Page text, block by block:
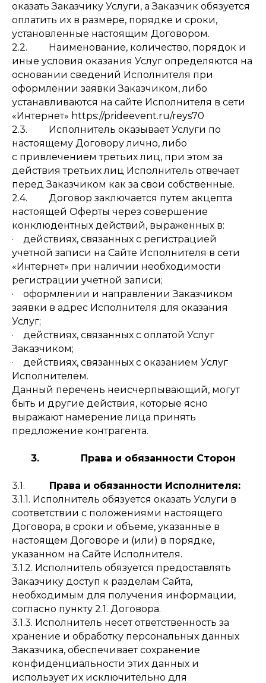
оказать Заказчику Услуги, а Заказчик обязуется
оплатить их в размере, порядке и сроки,
установленные настоящим Договором.
2.2. Наименование, количество, порядок и
иные условия оказания Услуг определяются на
основании сведений Исполнителя при
оформлении заявки Заказчиком, либо
устанавливаются на сайте Исполнителя в сети
«Интернет» https://prideevent.ru/reys70
2.3. Исполнитель оказывает Услуги по
настоящему Договору лично, либо
с привлечением третьих лиц, при этом за
действия третьих лиц Исполнитель отвечает
перед Заказчиком как за свои собственные.
2.4. Договор заключается путем акцепта
настоящей Оферты через совершение
конклюдентных действий, выраженных в:
· действиях, связанных с регистрацией
учетной записи на Сайте Исполнителя в сети
«Интернет» при наличии необходимости
регистрации учетной записи;
· оформлении и направлении Заказчиком
заявки в адрес Исполнителя для оказания
Услуг;
· действиях, связанных с оплатой Услуг
Заказчиком;
· действиях, связанных с оказанием Услуг
Исполнителем.
Данный перечень неисчерпывающий, могут
быть и другие действия, которые ясно
выражают намерение лица принять
предложение контрагента.
3. Права и обязанности Сторон
3.1.
Права и обязанности Исполнителя:
3.1.1. Исполнитель обязуется оказать Услуги в
соответствии с положениями настоящего
Договора, в сроки и объеме, указанные в
настоящем Договоре и (или) в порядке,
указанном на Сайте Исполнителя.
3.1.2. Исполнитель обязуется предоставлять
Заказчику доступ к разделам Сайта,
необходимым для получения информации,
согласно пункту 2.1. Договора.
3.1.3. Исполнитель несет ответственность за
хранение и обработку персональных данных
Заказчика, обеспечивает сохранение
конфиденциальности этих данных и
использует их исключительно для